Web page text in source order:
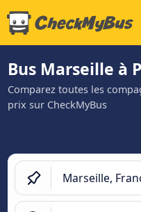
Bus Marseille à
Comparez toutes les
prix sur CheckMyBus